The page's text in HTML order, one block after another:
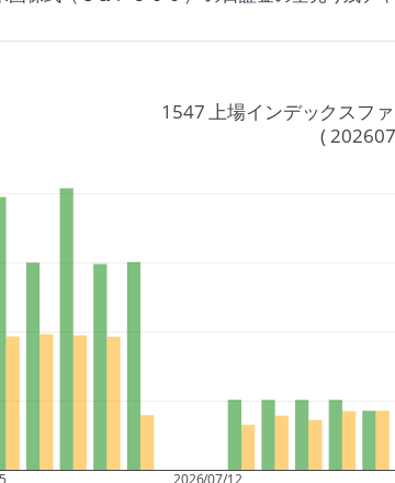
2026/07/12
1547 上場インデックスフ
(